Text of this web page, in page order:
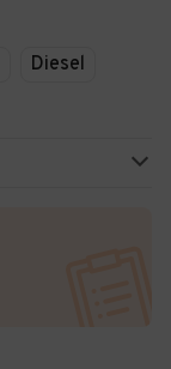
Diesel